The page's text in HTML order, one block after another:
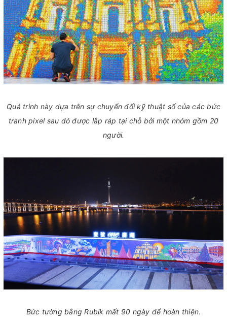
Quá trình này dựa trên sự chuyển đổi kỹ thuật số của các bức
tranh pixel sau đó được lắp ráp tại chỗ bởi một nhóm gồm 20
người.
Bức tường bằng Rubik mất 90 ngày để hoàn thiện.